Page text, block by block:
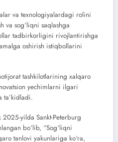
va texnologiyalardagi rolini
va sog‘liqni saqlashga
tadbirkorligini rivojlantirishga
oshirish istiqbollarini
tashkilotlarining xalqaro
yechimlarni ilgari
ta’kidladi.
yilda Sankt-Peterburg
bo‘lib, “Sog‘liqni
tanlovi yakunlariga ko‘ra,